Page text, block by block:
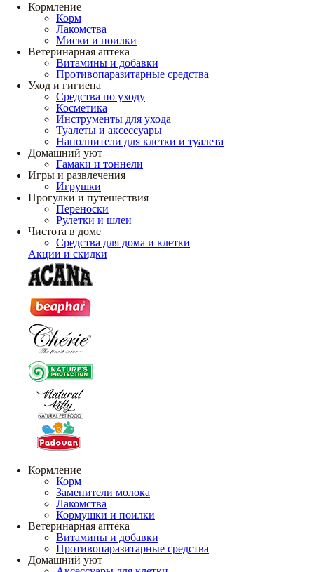
Кормление
Корм
Лакомства
Миски и поилки
Ветеринарная аптека
Витамины и добавки
Противопаразитарные средства
Уход и гигиена
Средства по уходу
Косметика
Инструменты для ухода
Туалеты и аксессуары
Наполнители для клетки и туалета
Домашний уют
Гамаки и тоннели
Игры и развлечения
Игрушки
Прогулки и путешествия
Переноски
Рулетки и шлеи
Чистота в доме
Средства для дома и клетки
Акции и скидки
Кормление
Корм
Заменители молока
Лакомства
Кормушки и поилки
Ветеринарная аптека
Витамины и добавки
Противопаразитарные средства
Домашний уют